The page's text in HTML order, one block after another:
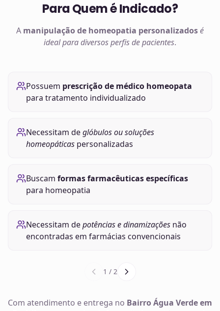
Para Quem é Indicado?
A manipulação de homeopatia personalizadosé
ideal para diversos perfis de pacientes.
Possuem prescrição de médico homeopata
para tratamento individualizado
Necessitam deglóbulos ou soluções
homeopáticas personalizadas
Buscam formas farmacêuticas específicas
para homeopatia
Necessitam depotências e dinamizações não
encontradas em farmácias convencionais
1 / 2
Com atendimento e entrega no Bairro Água Verde em